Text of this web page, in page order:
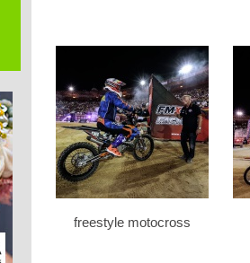
freestyle motocross